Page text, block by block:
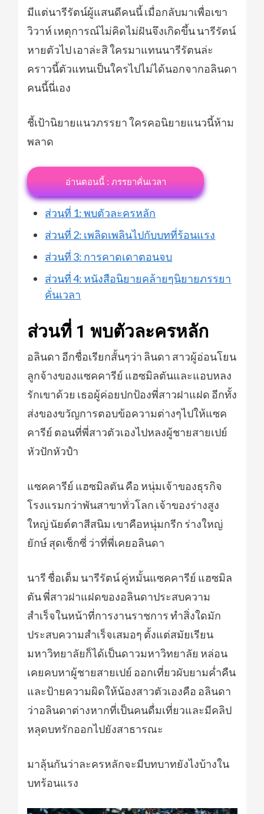
มีแต่นารีรัตน์ผู้แสนดีคนนี้ เมื่อกลับมาเพื่อเขา
วิวาห์ เหตุการณ์ไม่คิดไม่ฝันจึงเกิดขึ้น นารีรัตน์
หายตัวไป เอาล่ะสิ ใครมาแทนนารีรัตนล่ะ
คราวนี้ตัวแทนเป็นใครไปไม่ได้นอกจากอลินดา
คนนี้นี่เอง
ชี้เป้านิยายแนวภรรยา ใครคอนิยายแนวนี้ห้าม
พลาด
อ่านตอนนี้ : ภรรยาคั่นเวลา
ส่วนที่ 1: พบตัวละครหลัก
ส่วนที่ 2: เพลิดเพลินไปกับบทที่ร้อนแรง
ส่วนที่ 3: การคาดเดาตอนจบ
ส่วนที่ 4: หนังสือนิยายคล้ายๆนิยายภรรยา
คั่นเวลา
ส่วนที่ 1 พบตัวละครหลัก
อลินดา อีกชื่อเรียกสั้นๆว่า ลินดา สาวผู้อ่อนโยน
ลูกจ้างของแซคคารีย์ แฮซมิลตันและแอบหลง
รักเขาด้วย เธอผู้ค่อยปกป้องพี่สาวฝาแฝด อีกทั้ง
ส่งของขวัญการตอบข้อความต่างๆไปให้แซค
คารีย์ ตอนที่พี่สาวตัวเองไปหลงผู้ชายสายเปย์
หัวปักหัวปำ
แซคคารีย์ แฮซมิลตัน คือ หนุ่มเจ้าของธุรกิจ
โรงแรมกว่าพันสาขาทั่วโลก เจ้าของร่างสูง
ใหญ่ นัยต์ตาสีสนิม เขาคือหนุ่มกรีก ร่างใหญ่
ยักษ์ สุดเซ็กซี่ ว่าที่พี่เคยอลินดา
นารี ชื่อเต็ม นารีรัตน์ คู่หมั้นแซคคารีย์ แฮซมิล
ตัน พี่สาวฝาแฝดของอลินดาประสบความ
สำเร็จในหน้าที่การงานราชการ ทำสิ่งใดมัก
ประสบความสำเร็จเสมอๆ ตั้งแต่สมัยเรียน
มหาวิทยาลัยก็ได้เป็นดาวมหาวิทยาลัย หล่อน
เคยคบหาผู้ชายสายเปย์ ออกเที่ยวผับยามค่ำคืน
และป้ายความผิดให้น้องสาวตัวเองคือ อลินดา
ว่าอลินดาต่างหากที่เป็นคนดื่มเที่ยวและมีคลิป
หลุดบทรักออกไปยังสาธารณะ
มาลุ้นกันว่าละครหลักจะมีบทบาทยังไงบ้างใน
บทร้อนแรง